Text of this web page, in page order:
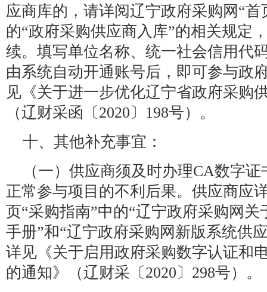
应商库的，请详阅辽宁政府采购网“
的“政府采购供应商入库”的相关规定
续。填写单位名称、统一社会信用代
由系统自动开通账号后，即可参与政
见《关于进一步优化辽宁省政府采购
（辽财采函〔2020〕198号）。
十、其他补充事宜：
（一）供应商须及时办理CA数字
正常参与项目的不利后果。供应商应
页“采购指南”中的“辽宁政府采购网
手册”和“辽宁政府采购网新版系统供
详见《关于启用政府采购数字认证和
的通知》（辽财采〔2020〕298号）。